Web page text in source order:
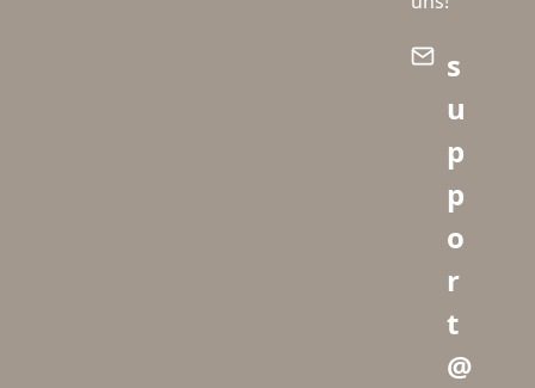
s
u
p
p
o
r
t
@